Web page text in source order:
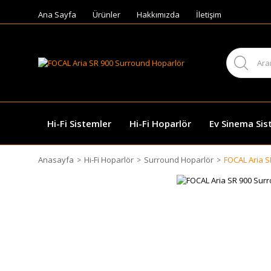
Ana Sayfa Ürünler Hakkımızda İletişim
Hi-Fi Sistemler Hi-Fi Hoparlör Ev Sinema
Anasayfa Hi-Fi Hoparlör Surround Hoparlör FOCAL Aria